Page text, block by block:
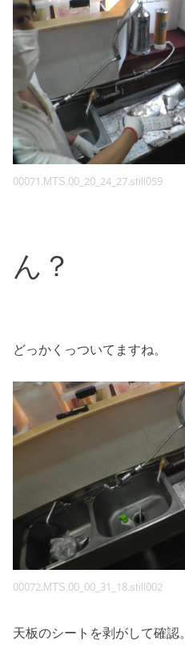
00071.MTS.00_20_24_27.still059
ん？
どっかくっついてますね。
00072.MTS.00_00_31_18.still002
天板のシートを剥がして確認。